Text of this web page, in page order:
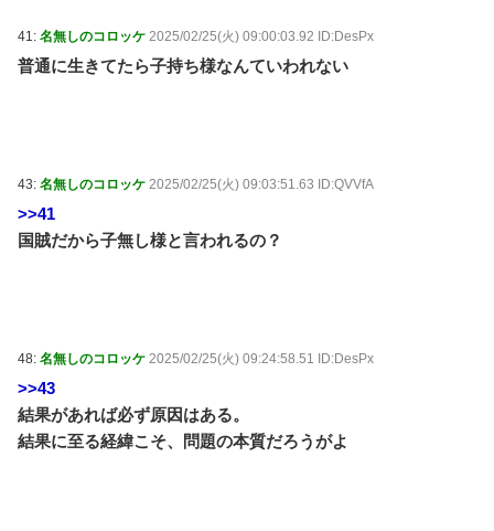
41: 名無しのコロッケ 2025/02/25(火) 09:00:03.92 ID:DesPx
普通に生きてたら子持ち様なんていわれない
43: 名無しのコロッケ 2025/02/25(火) 09:03:51.63 ID:QVVfA
>>41
国賊だから子無し様と言われるの？
48: 名無しのコロッケ 2025/02/25(火) 09:24:58.51 ID:DesPx
>>43
結果があれば必ず原因はある。
結果に至る経緯こそ、問題の本質だろうがよ